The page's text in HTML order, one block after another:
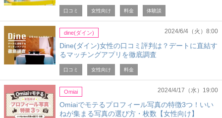
口コミ 女性向け 料金 体験談
dine(ダイン) 2024/6/4（火）8:00
Dine(ダイン)女性の口コミ評判は？デートに直結す
るマッチングアプリを徹底調査
口コミ 女性向け 料金
Omiai 2024/4/17（水）19:00
Omiaiでモテるプロフィール写真の特徴3つ！いい
ねが集まる写真の選び方・枚数【女性向け】